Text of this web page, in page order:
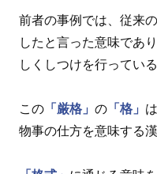
前者の事例では、従来
したと言った意味であ
しくしつけを行ってい
この 「厳格」 の 「格」
物事の仕方を意味する漢